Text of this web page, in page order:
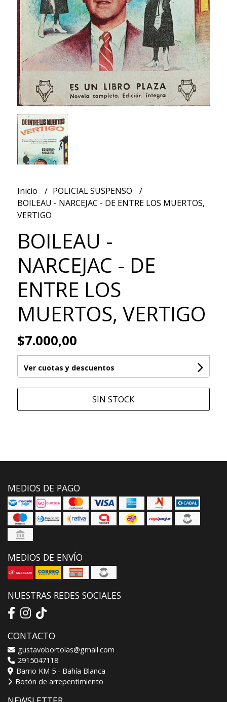
Inicio
POLICIAL SUSPENSO
BOILEAU - NARCEJAC - DE ENTRE LOS MUERTOS,
VERTIGO
BOILEAU -
NARCEJAC - DE
ENTRE LOS
MUERTOS, VERTIGO
$7.000,00
Ver cuotas y descuentos
SIN STOCK
MEDIOS DE PAGO
MEDIOS DE ENVÍO
NUESTRAS REDES SOCIALES
CONTACTO
gustavobortolas@gmail.com
2915047118
Barrio KM 5 - Bahía Blanca
Botón de arrepentimiento